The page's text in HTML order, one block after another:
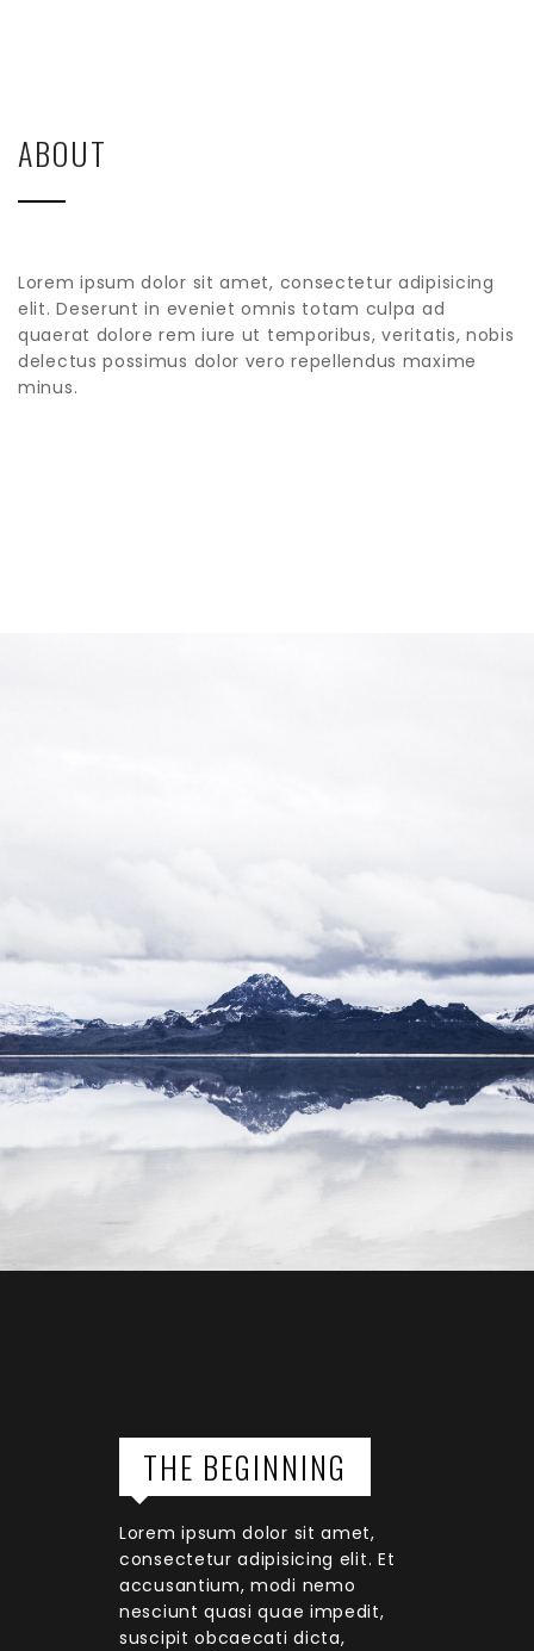
ABOUT
Lorem ipsum dolor sit amet, consectetur adipisicing
elit. Deserunt in eveniet omnis totam culpa ad
quaerat dolore rem iure ut temporibus, veritatis, nobis
delectus possimus dolor vero repellendus maxime
minus.
THE BEGINNING
Lorem ipsum dolor sit amet,
consectetur adipisicing elit. Et
accusantium, modi nemo
nesciunt quasi quae impedit,
suscipit obcaecati dicta,